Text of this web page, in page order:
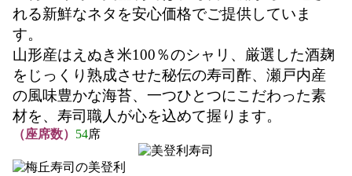
れる新鮮なネタを安心価格でご提供していま
す。
山形産はえぬき米100％のシャリ、厳選した酒麹
をじっくり熟成させた秘伝の寿司酢、瀬戸内産
の風味豊かな海苔、一つひとつにこだわった素
材を、寿司職人が心を込めて握ります。
（座席数） 54席